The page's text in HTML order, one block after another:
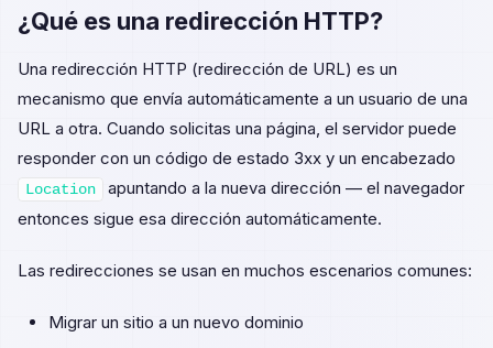
¿Qué es una redirección HTTP?
Una redirección HTTP (redirección de URL) es un
mecanismo que envía automáticamente a un usuario de una
URL a otra. Cuando solicitas una página, el servidor puede
responder con un código de estado 3xx y un encabezado
Location
apuntando a la nueva dirección — el navegador
entonces sigue esa dirección automáticamente.
Las redirecciones se usan en muchos escenarios comunes:
Migrar un sitio a un nuevo dominio